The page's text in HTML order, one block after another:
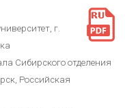
г.
Сибирского отделения
Российская